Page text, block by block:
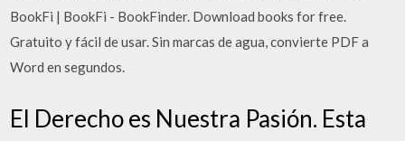
BookFi | BookFi - BookFinder. Download books for free.
Gratuito y fácil de usar. Sin marcas de agua, convierte PDF a
Word en segundos.
El Derecho es Nuestra Pasión. Esta